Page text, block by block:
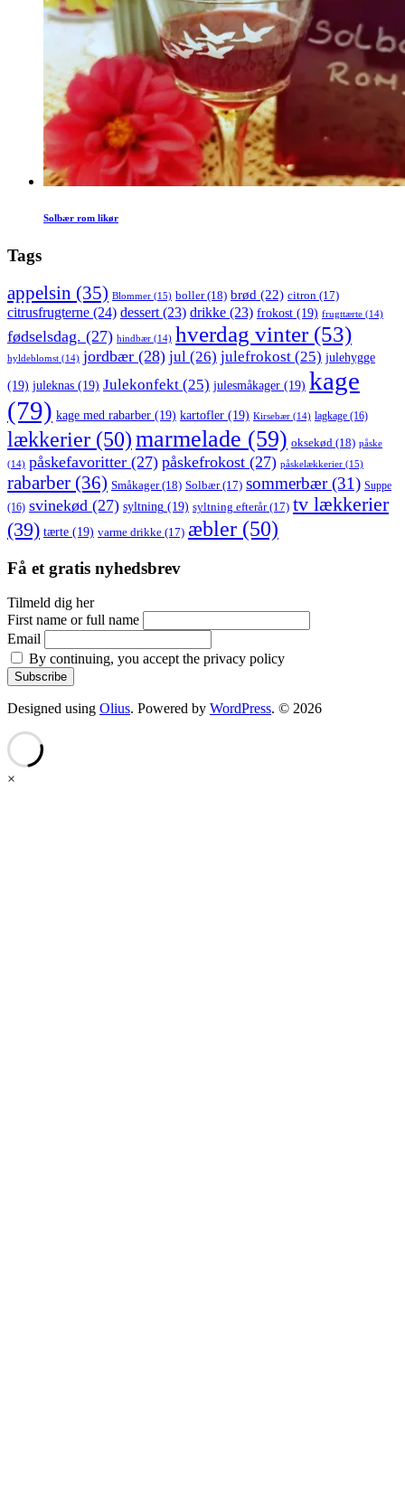
Solbær rom likør
Tags
appelsin (35) Blommer (15) boller(18) brød (22) citron (17)
citrusfrugterne (24) dessert (23) drikke (23) frokost (19) frugttærte (14)
fødselsdag. (27) hindbær (14) hverdag vinter(53)
hyldeblomst (14) jordbær (28) jul (26) julefrokost (25) julehygge
(19) juleknas (19) Julekonfekt (25) julesmåkager (19) kage
(79) kage med rabarber (19) kartofler (19) Kirsebær (14) lagkage (16)
lækkerier (50)marmelade (59) oksekød (18) påske
(14) påskefavoritter (27) påskefrokost (27) påskelækkerier (15)
rabarber (36) Småkager(18) Solbær(17) sommerbær(31) Suppe
(16) svinekød (27) syltning (19) syltning efterår(17) tv lækkerier
(39) tærte (19) varme drikke (17) æbler (50)
Få et gratis nyhedsbrev
Tilmeld dig her
First name or full name
Email
By continuing, you accept the privacy policy
Designed using Olius. Powered by WordPress. © 2026
×